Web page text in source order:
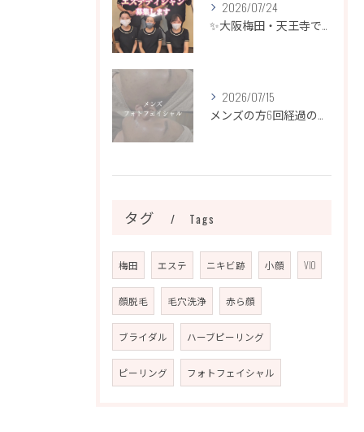
2026/07/24
✨大阪梅田・天王寺でエステティシャン募集✨
2026/07/15
メンズの方6回経過のお写真になります📷✨
タグ Tags
梅田 エステ ニキビ跡 小顔 VIO
顔脱毛 毛穴洗浄 赤ら顔
ブライダル ハーブピーリング
ピーリング フォトフェイシャル